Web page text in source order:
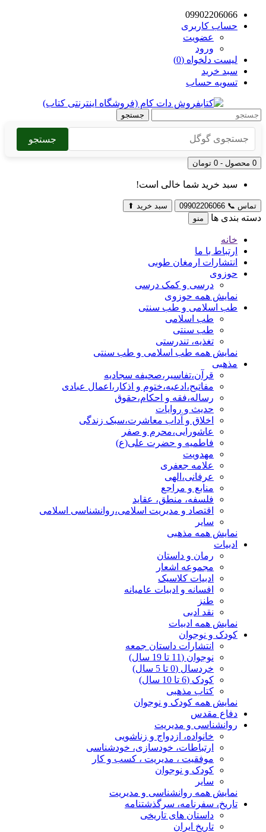
09902206066
حساب کاربری
عضویت
ورود
لیست دلخواه (0)
سبد خرید
تسویه حساب
جستجو
جستجو
0 محصول - 0 تومان
سبد خرید شما خالی است!
تماس 📞
09902206066 سبد خرید ⬆
دسته بندی ها منو
خانه
ارتباط با ما
انتشارات ارمغان طوبی
حوزوی
درسی و کمک درسی
نمایش همه حوزوی
طب اسلامی و طب سنتی
طب اسلامی
طب سنتی
تغذیه، تندرستی
نمایش همه طب اسلامی و طب سنتی
مذهبی
قرآن،تفاسیر،صحیفه سجادیه
مفاتیح،ادعیه،ختوم و اذکار،اعمال عبادی
رساله،فقه و احکام،حقوق
حدیث و روایات
اخلاق و آداب معاشرت،سبک زندگی
عاشورایی،محرم و صفر
فاطمیه و حضرت علی(ع)
مهدویت
علامه جعفری
عرفانی،الهی
منابع و مراجع
فلسفه، منطق، عقاید
اقتصاد و مدیریت اسلامی،روانشناسی اسلامی
سایر
نمایش همه مذهبی
ادبیات
رمان و داستان
مجموعه اشعار
ادبیات کلاسیک
افسانه و ادبیات عامیانه
طنز
نقد ادبی
نمایش همه ادبیات
کودک و نوجوان
انتشارات داستان جمعه
نوجوان (11 تا 19 سال)
خردسال (0 تا 5 سال)
کودک (6 تا 10 سال)
کتاب مذهبی
نمایش همه کودک و نوجوان
دفاع مقدس
روانشناسی و مدیریت
خانواده، ازدواج و زناشویی
ارتباطات، خودسازی، خودشناسی
موفقیت ، مدیریت ، کسب و کار
کودک و نوجوان
سایر
نمایش همه روانشناسی و مدیریت
تاریخ، سفرنامه، سرگذشتنامه
داستان های تاریخی
تاریخ ایران